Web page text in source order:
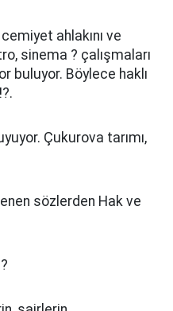
ahlakını ve
sinema ? çalışmaları
buluyor. Böylece haklı
Çukurova tarımı,
sözlerden Hak ve